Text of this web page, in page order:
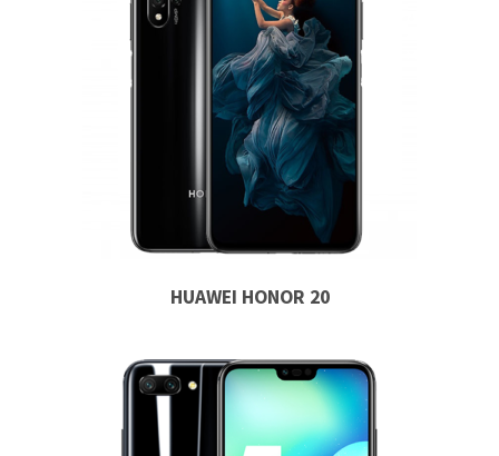
HUAWEI HONOR 20